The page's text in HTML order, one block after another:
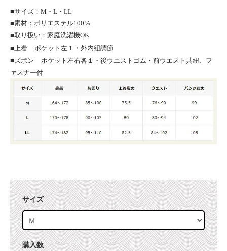
■サイズ：M・L・LL
■素材：ポリエステル100％
■取り扱い：家庭洗濯機OK
■上着
ポケット左１・外内紐調節
■ズボン
ポケット左右各１・後ウエストゴム・前ウエスト共紐、フ
ァスナー付
サイズ
購入数